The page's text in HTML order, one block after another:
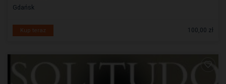
Gdańsk
Kup teraz 100,00 zł